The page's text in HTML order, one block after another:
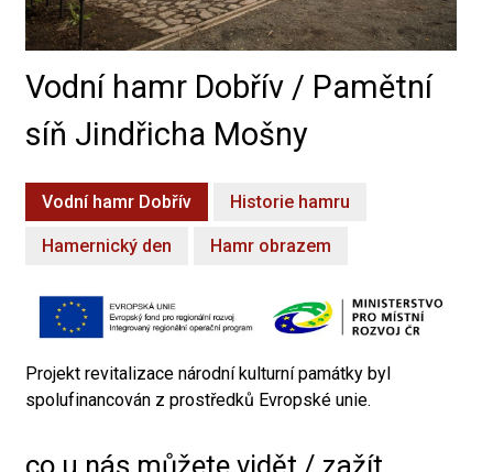
Vodní hamr Dobřív / Pamětní
síň Jindřicha Mošny
Vodní hamr Dobřív Historie hamru
Hamernický den Hamr obrazem
Projekt revitalizace národní kulturní památky byl
spolufinancován z prostředků Evropské unie.